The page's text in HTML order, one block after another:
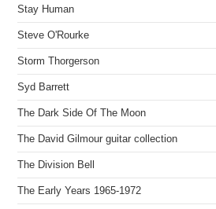
Stay Human
Steve O'Rourke
Storm Thorgerson
Syd Barrett
The Dark Side Of The Moon
The David Gilmour guitar collection
The Division Bell
The Early Years 1965-1972